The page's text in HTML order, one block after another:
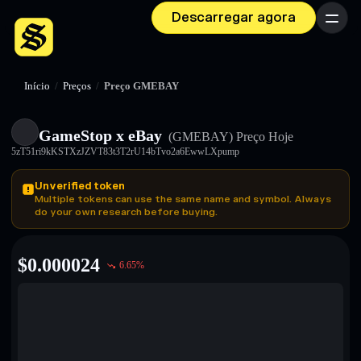
Descarregar agora Menu
Início / Preços / Preço GMEBAY
GameStop x eBay (GMEBAY) Preço Hoje
5zT51ri9kKSTXzJZVT83t3T2rU14bTvo2a6EwwLXpump
Unverified token
Multiple tokens can use the same name and symbol. Always
do your own research before buying.
$0.000024 6.65%